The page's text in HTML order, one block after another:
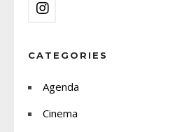
CATEGORIES
Agenda
Cinema